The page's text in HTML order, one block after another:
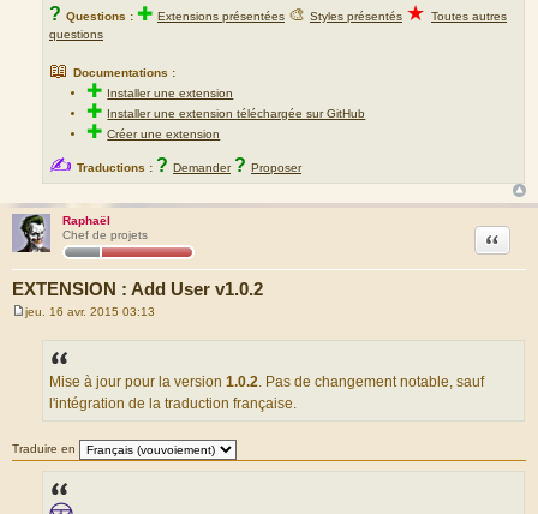
? Questions : ✚ Extensions présentées 🎨 Styles présentés ★ Toutes autres
questions
📖 Documentations :
✚ Installer une extension
✚ Installer une extension téléchargée sur GitHub
✚Créer une extension
✍ Traductions : ? Demander ? Proposer
Raphaël
Chef de projets
EXTENSION : Add User v1.0.2
Citation
M
jeu. 16 avr. 2015 03:13
Mise à jour pour la version 1.0.2. Pas de changement notable, sauf
l'intégration de la traduction française.
Traduire en